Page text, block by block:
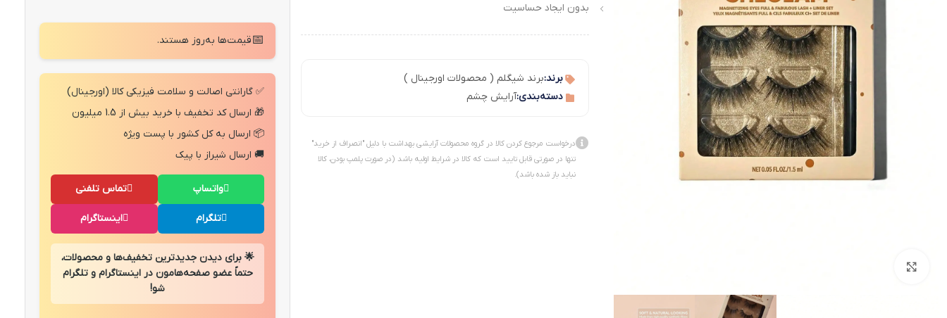
بدون ایجاد حساسیت
برند:برند شیگلم ( محصولات اورجینال )
دسته‌بندی:آرایش چشم
درخواست مرجوع کردن کالا در گروه محصولات آرایشی بهداشت با دلیل "انصراف از خرید"
تنها در صورتی قابل تایید است که کالا در شرایط اولیه باشد (در صورت پلمپ بودن، کالا
نباید باز شده باشد).
📅قیمت‌ها به‌روز هستند.
✅ گارانتی اصالت و سلامت فیزیکی کالا (اورجینال)
🎁 ارسال کد تخفیف با خرید بیش از 1.5 میلیون
📦 ارسال به کل کشور با پست ویژه
🚚 ارسال شیراز با پیک
تماس تلفنی واتساپ
اینستاگرام تلگرام
🌟 برای دیدن جدیدترین تخفیف‌ها و محصولات،
حتماً عضو صفحه‌هامون در اینستاگرام و تلگرام
شو!